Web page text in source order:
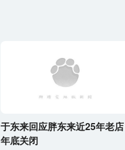
于东来回应胖东来近25年老店
年底关闭